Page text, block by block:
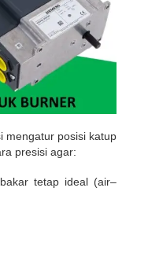
mengatur posisi katup
presisi agar:
tetap ideal (air–